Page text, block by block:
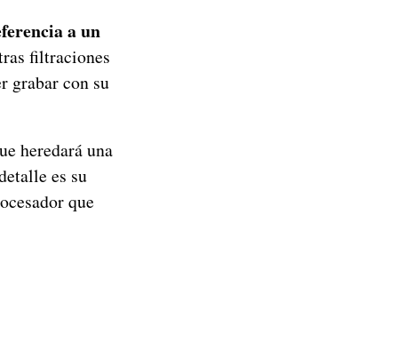
a un
filtraciones
grabar con su
heredará una
es su
que